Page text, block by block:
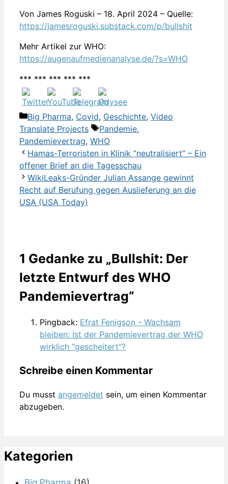
Von James Roguski – 18. April 2024 – Quelle:
https://jamesroguski.substack.com/p/bullshit
Mehr Artikel zur WHO:
https://augenaufmedienanalyse.de/?s=WHO
*** *** *** *** ***
Kategorien
Big Pharma, Covid, Geschichte, Video
Translate Projects
Schlagwörter
Pandemie,
Pandemievertrag, WHO
Hamas-Terroristen in Klinik “neutralisiert” – Ein
offener Brief an die Tagesschau
WikiLeaks-Gründer Julian Assange gewinnt
Recht auf Berufung gegen Auslieferung an die
USA (USA Today)
1 Gedanke zu „Bullshit: Der
letzte Entwurf des WHO
Pandemievertrag“
Pingback: Efrat Fenigson - Wachsam
bleiben: Ist der Pandemievertrag der WHO
wirklich "gescheitert"?
Schreibe einen Kommentar
Du musst angemeldet sein, um einen Kommentar
abzugeben.
Kategorien